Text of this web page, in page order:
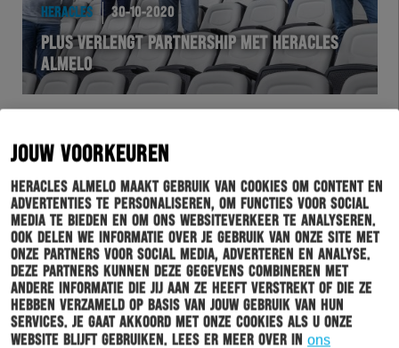
JOUW VOORKEUREN
Heracles Almelo maakt gebruik van cookies om content en
advertenties te personaliseren, om functies voor social
media te bieden en om ons websiteverkeer te analyseren.
Ook delen we informatie over je gebruik van onze site met
onze partners voor social media, adverteren en analyse.
Deze partners kunnen deze gegevens combineren met
andere informatie die jij aan ze heeft verstrekt of die ze
hebben verzameld op basis van jouw gebruik van hun
services. Je gaat akkoord met onze cookies als u onze
website blijft gebruiken. Lees er meer over in ons
HERACLES 30-10-2020
PLUS VERLENGT PARTNERSHIP MET HERACLES
ALMELO
WEDSTRIJD 30-10-2020
WORMUTH: “WEDSTRIJD TEGEN FC UTRECHT